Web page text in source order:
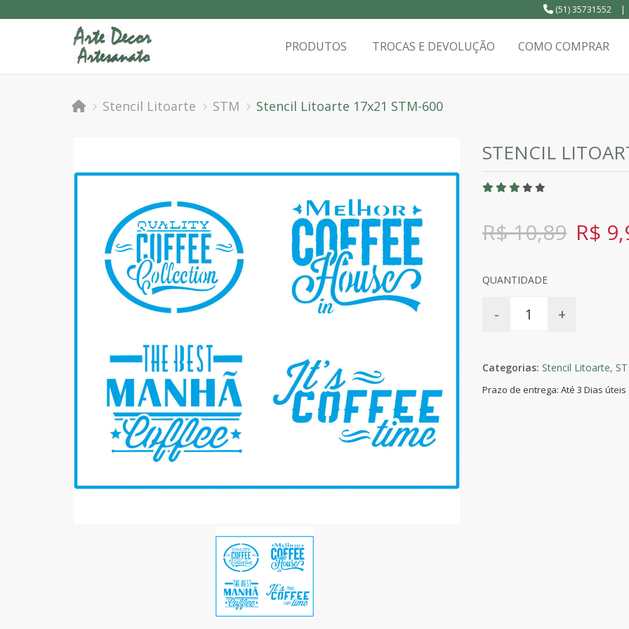
(51) 35731552 |
PRODUTOS TROCAS E DEVOLUÇÃO COMO COMPRAR
Stencil Litoarte STM Stencil Litoarte 17x21 STM-600
STENCIL
R$ 10,89 R$
QUANTIDADE
- +
Categorias: Stencil Litoarte,
Prazo de entrega: Até 3 Dias úteis